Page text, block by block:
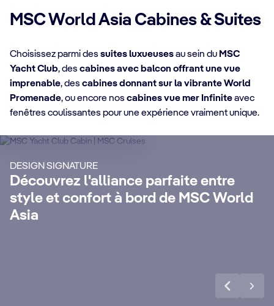
MSC World Asia Cabines & Suites
Choisissez parmi des suites luxueusesau sein du MSC
Yacht Club, des cabines avec balcon offrant une vue
imprenable, des cabines donnant sur la vibrante World
Promenade, ou encore nos cabines vue mer Infiniteavec
fenêtres coulissantes pour une expérience vraiment unique.
DESIGN SIGNATURE
Découvrez l'alliance parfaite entre
style et confort à bord de MSC World
Asia
DÉTAILS DE LA CABINE
MSC Yacht Club
Profitez d'une croisière luxueuse et
inoubliable avec un service de majordome
24h/24, une conciergerie dédiée, des
forfaits boissons Premium Extra et